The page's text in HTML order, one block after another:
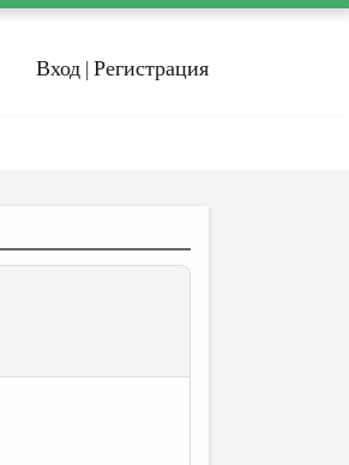
Вход | Регистрация